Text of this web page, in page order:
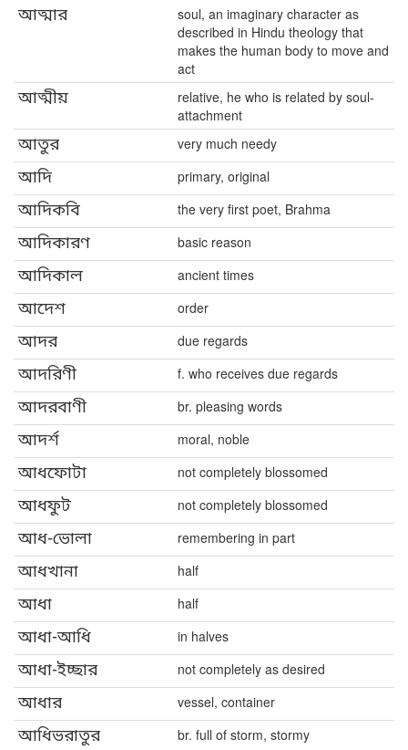
আত্মার
soul, an imaginary character as
described in Hindu theology that
makes the human body to move and
act
আত্মীয়
relative, he who is related by soul-
attachment
আতুর very much needy
আদি primary, original
আদিকবি the very first poet, Brahma
আদিকারণ basic reason
আদিকাল ancient times
আদেশ order
আদর due regards
আদরিণী f. who receives due regards
আদরবাণী br. pleasing words
আদর্শ moral, noble
আধফোটা not completely blossomed
আধফুট not completely blossomed
আধ-ভোলা remembering in part
আধখানা half
আধা half
আধা-আধি in halves
আধা-ইচ্ছার not completely as desired
আধার vessel, container
আধিভরাতুর br. full of storm, stormy